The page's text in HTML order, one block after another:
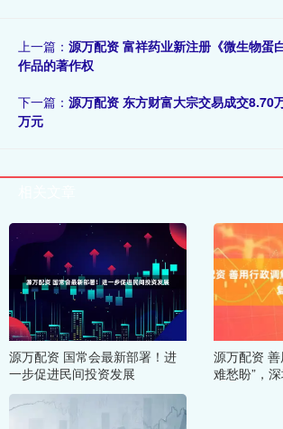
上一篇： 源万配资 富祥药业新注册《微生物蛋
作品的著作权
下一篇： 源万配资 东方财富大宗交易成交8.70
万元
源万配资 国常会最新部署！进
一步促进民间投资发展
源万配资 善
难愁盼”，